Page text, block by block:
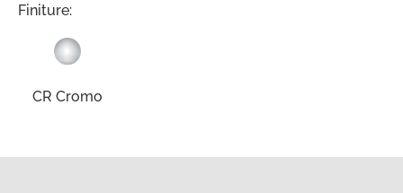
Finiture:
CR Cromo